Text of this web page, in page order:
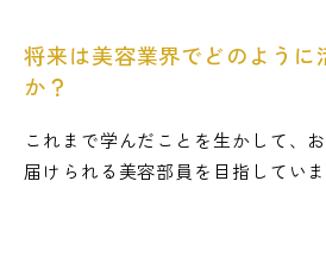
将来は美容業界でどのように
か？
これまで学んだことを生かして、
届けられる美容部員を目指してい